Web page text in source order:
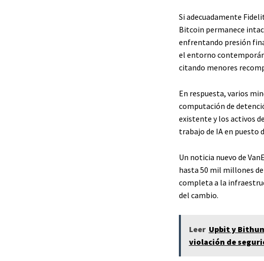
Si adecuadamente
Bitcoin permanece
enfrentando presión
el entorno
citando menores
En respuesta, varios
computación de
existente y los activos
trabajo de IA en puesto
Un noticia nuevo de
hasta 50 mil millones
completa a la
del cambio.
Leer Upbit y
violación de